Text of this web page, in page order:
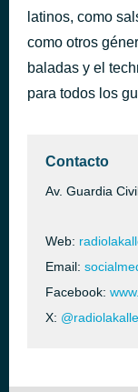
latinos, como
como otros
baladas y el
para todos los
Contacto
Av. Guardia
Web:
Email:
Facebook:
X: @radiolakalle